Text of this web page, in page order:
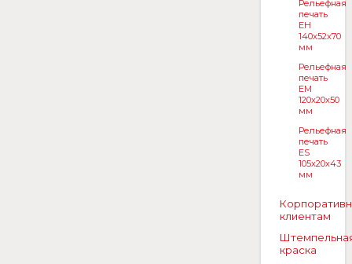
Рельефная
печать
EH
140x52x70
мм
Рельефная
печать
EM
120x20x50
мм
Рельефная
печать
ES
105x20x43
мм
клиентам
краска